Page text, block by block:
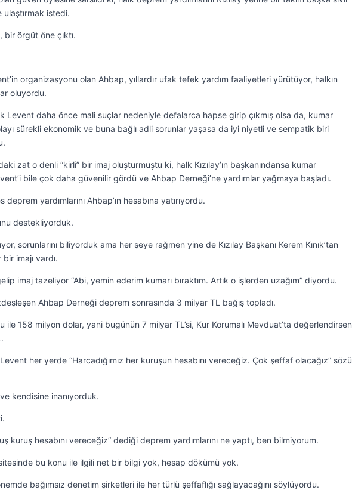
istedi.
bir örgüt öne çıktı.
organizasyonu olan Ahbap, yıllardır ufak tefek yardım faaliyetleri yürütüyor, halkın
oluyordu.
Levent daha önce mali suçlar nedeniyle defalarca hapse girip çıkmış olsa da, kumar
sürekli ekonomik ve buna bağlı adli sorunlar yaşasa da iyi niyetli ve sempatik biri
zat o denli “kirli” bir imaj oluşturmuştu ki, halk Kızılay’ın başkanındansa kumar
bile çok daha güvenilir gördü ve Ahbap Derneği’ne yardımlar yağmaya başladı.
yardımlarını Ahbap’ın hesabına yatırıyordu.
destekliyorduk.
sorunlarını biliyorduk ama her şeye rağmen yine de Kızılay Başkanı Kerem Kınık’tan
imajı vardı.
imaj tazeliyor “Abi, yemin ederim kumarı bıraktım. Artık o işlerden uzağım” diyordu.
Ahbap Derneği deprem sonrasında 3 milyar TL bağış topladı.
ile 158 milyon dolar, yani bugünün 7 milyar TL’si, Kur Korumalı Mevduat’ta değerlendirsen
her yerde “Harcadığımız her kuruşun hesabını vereceğiz. Çok şeffaf olacağız” sözü
kendisine inanıyorduk.
kuruş hesabını vereceğiz” dediği deprem yardımlarını ne yaptı, ben bilmiyorum.
bu konu ile ilgili net bir bilgi yok, hesap dökümü yok.
bağımsız denetim şirketleri ile her türlü şeffaflığı sağlayacağını söylüyordu.